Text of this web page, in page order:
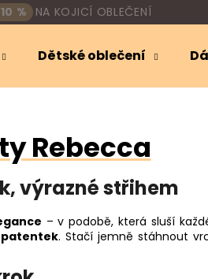
% NA KOJICÍ OBLEČENÍ
Dětské oblečení
Rebecca
výrazné střihem
– v podobě, která sluší
. Stačí jemně stáhnout
HLEDAT